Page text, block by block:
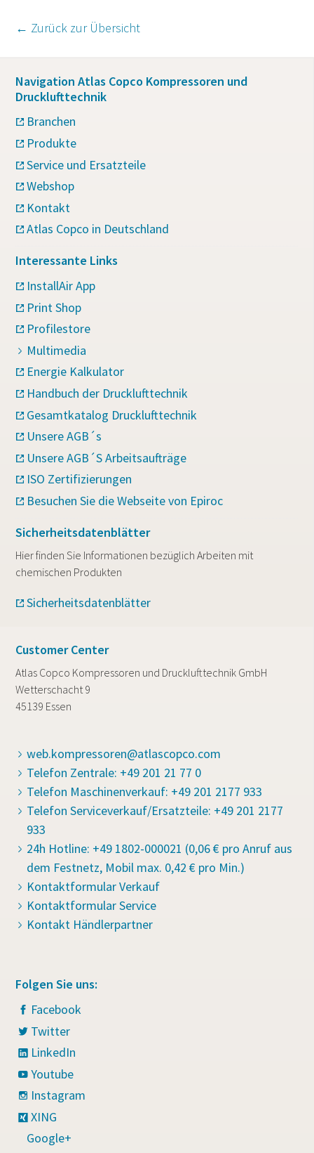
← Zurück zur Übersicht
Navigation Atlas Copco Kompressoren und
Drucklufttechnik
Branchen
Produkte
Service und Ersatzteile
Webshop
Kontakt
Atlas Copco in Deutschland
Interessante Links
InstallAir App
Print Shop
Profilestore
Multimedia
Energie Kalkulator
Handbuch der Drucklufttechnik
Gesamtkatalog Drucklufttechnik
Unsere AGB´s
Unsere AGB´S Arbeitsaufträge
ISO Zertifizierungen
Besuchen Sie die Webseite von Epiroc
Sicherheitsdatenblätter
Hier finden Sie Informationen bezüglich Arbeiten mit
chemischen Produkten
Sicherheitsdatenblätter
Customer Center
Atlas Copco Kompressoren und Drucklufttechnik GmbH
Wetterschacht 9
45139 Essen
web.kompressoren@atlascopco.com
Telefon Zentrale: +49 201 21 77 0
Telefon Maschinenverkauf: +49 201 2177 933
Telefon Serviceverkauf/Ersatzteile: +49 201 2177
933
24h Hotline: +49 1802-000021 (0,06 € pro Anruf aus
dem Festnetz, Mobil max. 0,42 € pro Min.)
Kontaktformular Verkauf
Kontaktformular Service
Kontakt Händlerpartner
Folgen Sie uns:
Facebook
Twitter
LinkedIn
Youtube
Instagram
XING
Google+